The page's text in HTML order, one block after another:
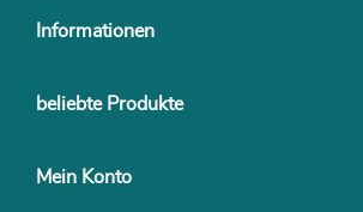
Informationen
beliebte Produkte
Mein Konto